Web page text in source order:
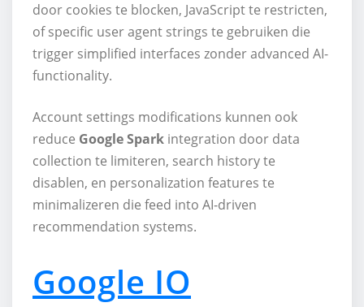
door cookies te blocken, JavaScript te restricten,
of specific user agent strings te gebruiken die
trigger simplified interfaces zonder advanced AI-
functionality.
Account settings modifications kunnen ook
reduce Google Spark integration door data
collection te limiteren, search history te
disablen, en personalization features te
minimalizeren die feed into AI-driven
recommendation systems.
Google IO